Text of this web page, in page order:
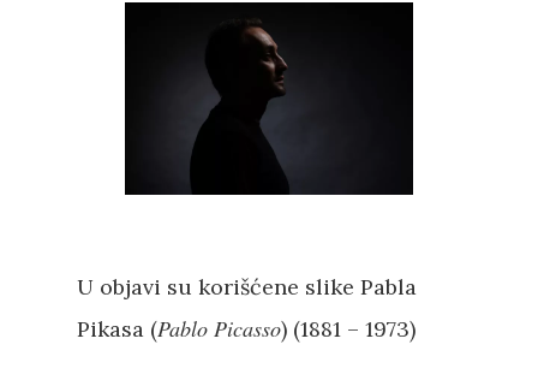
U objavi su korišćene slike Pabla
Pikasa (Pablo Picasso) (1881 – 1973)